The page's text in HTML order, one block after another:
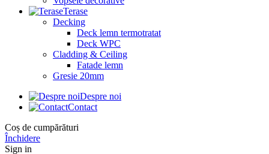
Terase
Decking
Deck lemn termotratat
Deck WPC
Cladding & Ceiling
Fatade lemn
Gresie 20mm
Despre noi
Contact
Coș de cumpărături
Închidere
Sign in